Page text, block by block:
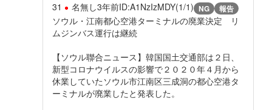
31 名無し3年前ID:A1NzIzMDY(1/1) NG 報告
ソウル・江南都心空港ターミナルの廃業決定 リ
ムジンバス運行は継続
【ソウル聯合ニュース】韓国国土交通部は２日、
新型コロナウイルスの影響で２０２０年４月から
休業していたソウル市江南区三成洞の都心空港タ
ーミナルが廃業したと発表した。